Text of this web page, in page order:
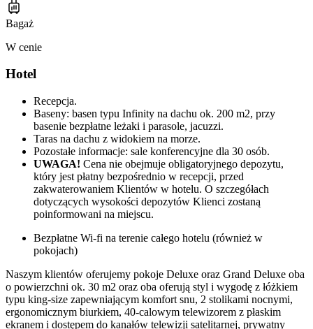
Bagaż
W cenie
Hotel
Recepcja.
Baseny: basen typu Infinity na dachu ok. 200 m2, przy
basenie bezpłatne leżaki i parasole, jacuzzi.
Taras na dachu z widokiem na morze.
Pozostałe informacje: sale konferencyjne dla 30 osób.
UWAGA! Cena nie obejmuje obligatoryjnego depozytu,
który jest płatny bezpośrednio w recepcji, przed
zakwaterowaniem Klientów w hotelu. O szczegółach
dotyczących wysokości depozytów Klienci zostaną
poinformowani na miejscu.
Bezpłatne Wi-fi na terenie całego hotelu (również w
pokojach)
Naszym klientów oferujemy pokoje Deluxe oraz Grand Deluxe oba
o powierzchni ok. 30 m2 oraz oba oferują styl i wygodę z łóżkiem
typu king-size zapewniającym komfort snu, 2 stolikami nocnymi,
ergonomicznym biurkiem, 40-calowym telewizorem z płaskim
ekranem i dostępem do kanałów telewizji satelitarnej, prywatny